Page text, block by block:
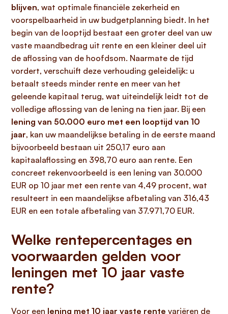
blijven, wat optimale financiële zekerheid en
voorspelbaarheid in uw budgetplanning biedt. In het
begin van de looptijd bestaat een groter deel van uw
vaste maandbedrag uit rente en een kleiner deel uit
de aflossing van de hoofdsom. Naarmate de tijd
vordert, verschuift deze verhouding geleidelijk: u
betaalt steeds minder rente en meer van het
geleende kapitaal terug, wat uiteindelijk leidt tot de
volledige aflossing van de lening na tien jaar. Bij een
lening van 50.000 euro met een looptijd van 10
jaar, kan uw maandelijkse betaling in de eerste maand
bijvoorbeeld bestaan uit 250,17 euro aan
kapitaalaflossing en 398,70 euro aan rente. Een
concreet rekenvoorbeeld is een lening van 30.000
EUR op 10 jaar met een rente van 4,49 procent, wat
resulteert in een maandelijkse afbetaling van 316,43
EUR en een totale afbetaling van 37.971,70 EUR.
Welke rentepercentages en
voorwaarden gelden voor
leningen met 10 jaar vaste
rente?
Voor een lening met 10 jaar vaste rente variëren de